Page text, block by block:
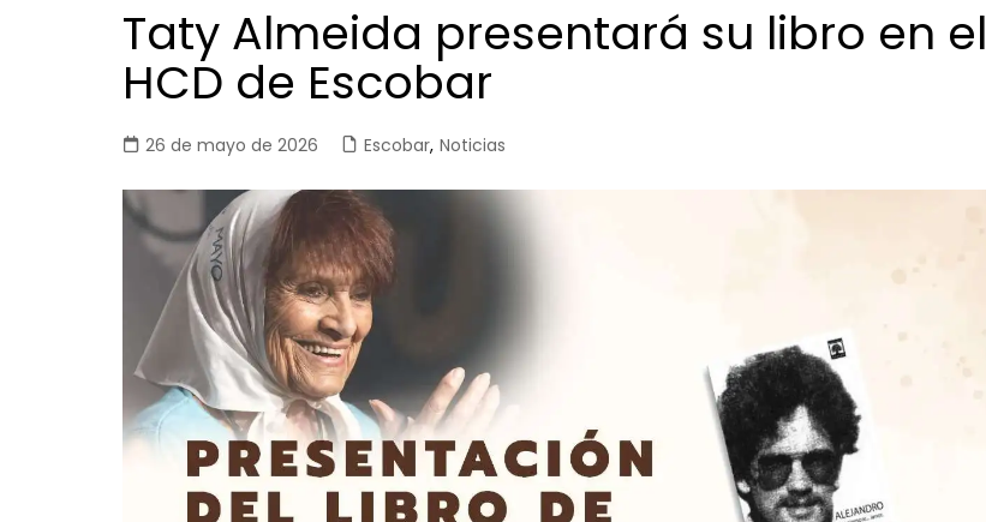
Taty Almeida presentará su libro en el
HCD de Escobar
26 de mayo de 2026 Escobar, Noticias